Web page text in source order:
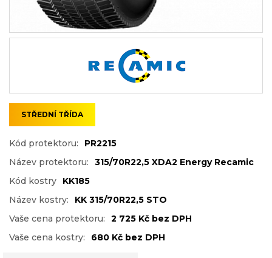
STŘEDNÍ TŘÍDA
Kód protektoru:
PR2215
Název protektoru:
315/70R22,5 XDA2 Energy Recamic
Kód kostry
KK185
Název kostry:
KK 315/70R22,5 STO
Vaše cena protektoru:
2 725 Kč bez DPH
Vaše cena kostry:
680 Kč bez DPH